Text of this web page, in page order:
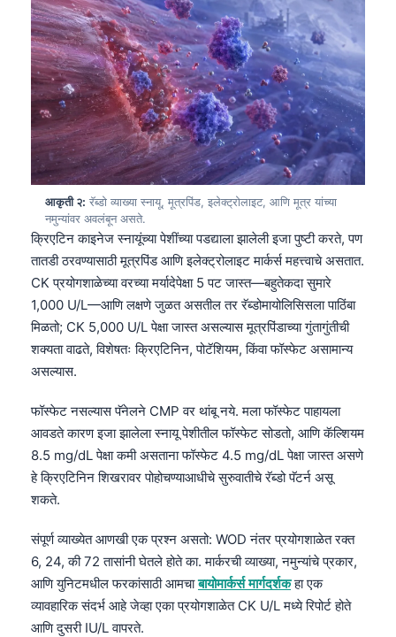
आकृती २: रॅब्डो व्याख्या स्नायू, मूत्रपिंड, इलेक्ट्रोलाइट, आणि मूत्र यांच्या
नमुन्यांवर अवलंबून असते.
क्रिएटिन काइनेज स्नायूंच्या पेशींच्या पडद्याला झालेली इजा पुष्टी करते, पण
तातडी ठरवण्यासाठी मूत्रपिंड आणि इलेक्ट्रोलाइट मार्कर्स महत्त्वाचे असतात.
CK प्रयोगशाळेच्या वरच्या मर्यादेपेक्षा 5 पट जास्त—बहुतेकदा सुमारे
1,000 U/L—आणि लक्षणे जुळत असतील तर रॅब्डोमायोलिसिसला पाठिंबा
मिळतो; CK 5,000 U/L पेक्षा जास्त असल्यास मूत्रपिंडाच्या गुंतागुंतीची
शक्यता वाढते, विशेषतः क्रिएटिनिन, पोटॅशियम, किंवा फॉस्फेट असामान्य
असल्यास.
फॉस्फेट नसल्यास पॅनेलने CMP वर थांबू नये. मला फॉस्फेट पाहायला
आवडते कारण इजा झालेला स्नायू पेशीतील फॉस्फेट सोडतो, आणि कॅल्शियम
8.5 mg/dL पेक्षा कमी असताना फॉस्फेट 4.5 mg/dL पेक्षा जास्त असणे
हे क्रिएटिनिन शिखरावर पोहोचण्याआधीचे सुरुवातीचे रॅब्डो पॅटर्न असू
शकते.
संपूर्ण व्याख्येत आणखी एक प्रश्न असतो: WOD नंतर प्रयोगशाळेत रक्त
6, 24, की 72 तासांनी घेतले होते का. मार्करची व्याख्या, नमुन्यांचे प्रकार,
आणि युनिटमधील फरकांसाठी आमचाबायोमार्कर्स मार्गदर्शकहा एक
व्यावहारिक संदर्भ आहे जेव्हा एका प्रयोगशाळेत CK U/L मध्ये रिपोर्ट होते
आणि दुसरी IU/L वापरते.